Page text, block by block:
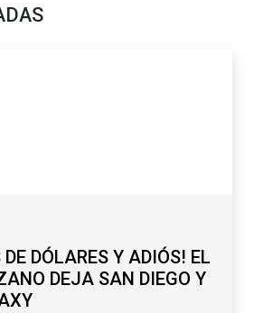
DÓLARES Y ADIÓS! EL
DEJA SAN DIEGO Y